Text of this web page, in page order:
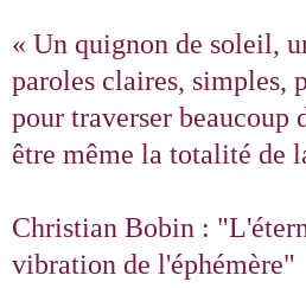
« Un quignon de soleil,
paroles claires, simples,
pour traverser beaucoup
être même la totalité de
Christian Bobin :
vibration de l'éphémère"